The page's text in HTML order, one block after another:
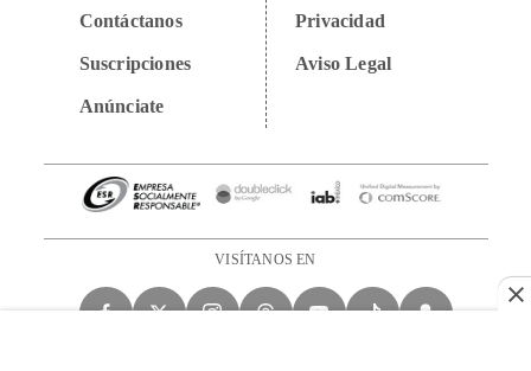
Contáctanos
Suscripciones
Anúnciate
Privacidad
Aviso Legal
VISÍTANOS EN